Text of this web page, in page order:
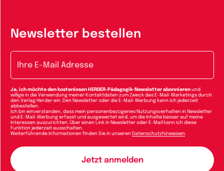
Newsletter bestellen
Ja, ich möchte den kostenlosen HERDER-Pädagogik-Newsletter abonnieren und
willige in die Verwendung meiner Kontaktdaten zum Zweck des E-Mail-Marketings durch
den Verlag Herder ein. Den Newsletter oder die E-Mail-Werbung kann ich jederzeit
abbestellen.
Ich bin einverstanden, dass mein personenbezogenes Nutzungsverhalten in Newsletter
und E-Mail-Werbung erfasst und ausgewertet wird, um die Inhalte besser auf meine
Interessen auszurichten. Über einen Link in Newsletter oder E-Mail kann ich diese
Funktion jederzeit ausschalten.
Weiterführende Informationen finden Sie in unseren Datenschutzhinweisen.